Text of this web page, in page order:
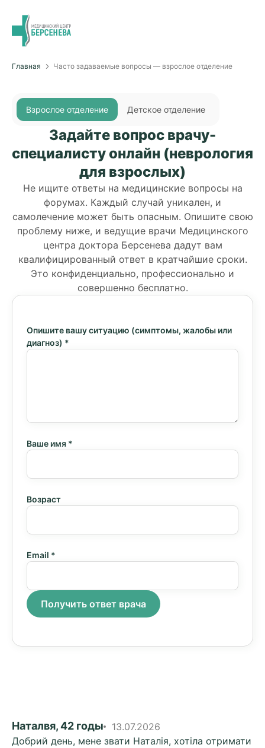
Главная Часто задаваемые вопросы — взрослое отделение
Взрослое отделение Детское отделение
Задайте вопрос врачу-
специалисту онлайн (неврология
для взрослых)
Не ищите ответы на медицинские вопросы на
форумах. Каждый случай уникален, и
самолечение может быть опасным. Опишите свою
проблему ниже, и ведущие врачи Медицинского
центра доктора Берсенева дадут вам
квалифицированный ответ в кратчайшие сроки.
Это конфиденциально, профессионально и
совершенно бесплатно.
Опишите вашу ситуацию (симптомы, жалобы или
диагноз) *
Ваше имя *
Возраст
Email *
Получить ответ врача
Наталвя, 42 годы
13.07.2026
Добрий день, мене звати Наталія, хотіла отримати